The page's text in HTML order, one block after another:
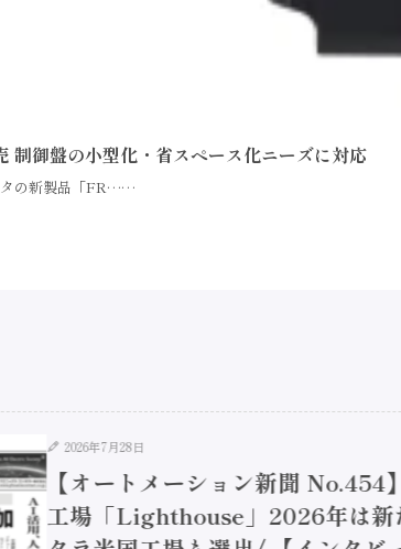
御盤の小型化・省スペース化ニーズに対応
タの新製品「FR……
2026年7月28日
【オートメーション新聞 No.454
工場「Lighthouse」2026年は新